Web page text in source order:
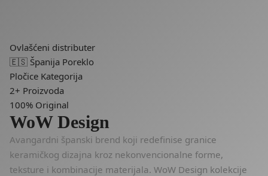
Ovlašćeni distributer
🇪🇸 Španija Poreklo
Pločice Kategorija
2+ Proizvoda
100% Original
WoW Design
Avangardni španski brend koji redefinise granice
keramičkog dizajna kroz nekonvencionalne forme,
teksture i kombinacije materijala. WoW Design kolekcije